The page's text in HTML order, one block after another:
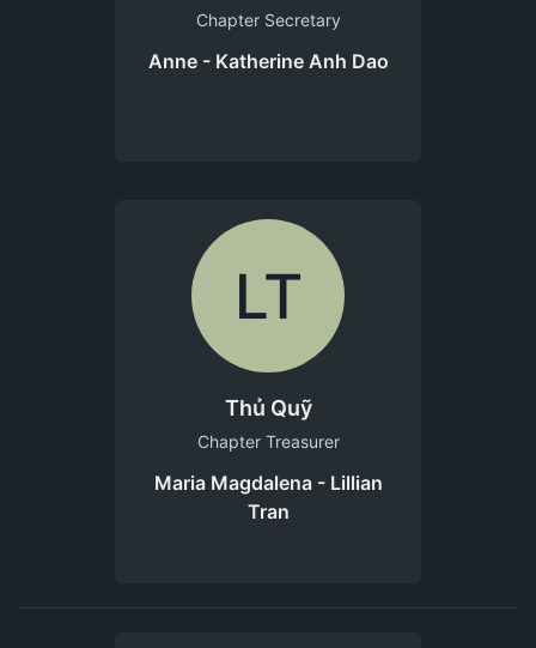
Chapter Secretary
Anne - Katherine Anh Dao
LT
Thủ Quỹ
Chapter Treasurer
Maria Magdalena - Lillian
Tran